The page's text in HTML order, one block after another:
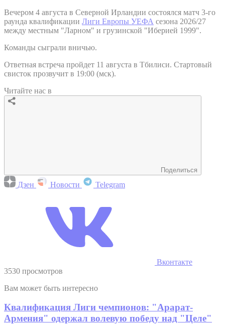
Вечером 4 августа в Северной Ирландии состоялся матч 3-го
раунда квалификации Лиги Европы УЕФА сезона 2026/27
между местным "Ларном" и грузинской "Иберией 1999".
Команды сыграли вничью.
Ответная встреча пройдет 11 августа в Тбилиси. Стартовый
свисток прозвучит в 19:00 (мск).
Читайте нас в
Поделиться
Дзен Новости Telegram
Вконтакте
3530 просмотров
Вам может быть интересно
Квалификация Лиги чемпионов: "Арарат-
Армения" одержал волевую победу над "Целе"